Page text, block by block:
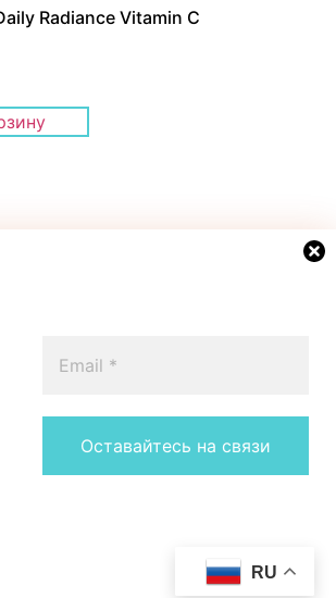
Radiance Vitamin C
Messenger
Instagram
RU